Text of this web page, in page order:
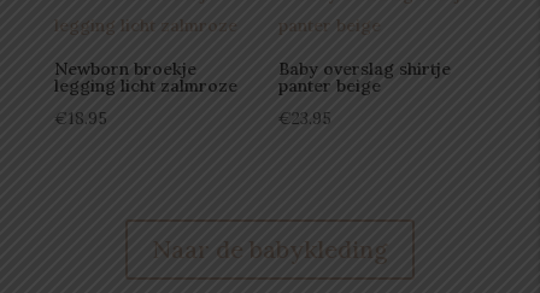
Newborn broekje
legging licht zalmroze
€18.95
Baby overslag shirtje
panter beige
€23.95
Naar de babykleding